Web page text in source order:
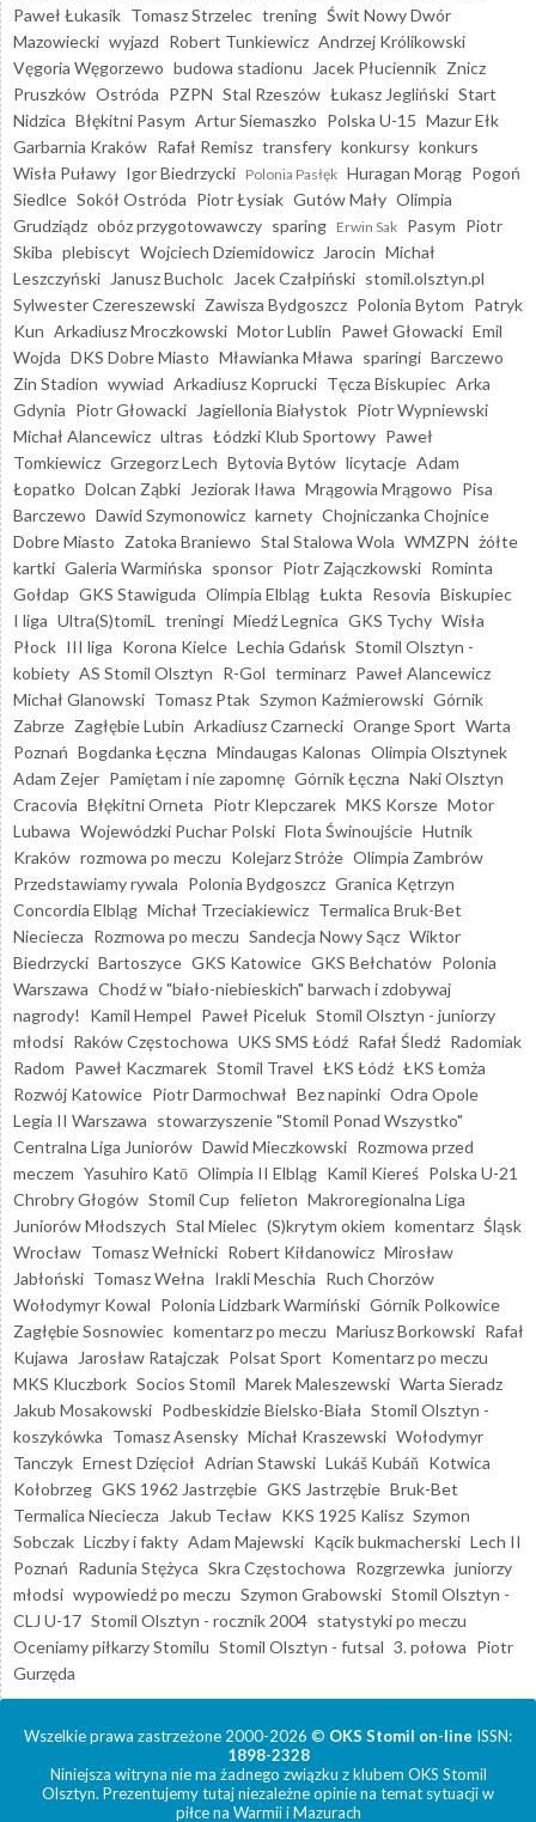
Paweł Łukasik Tomasz Strzelec trening Świt Nowy Dwór
Mazowiecki wyjazd Robert Tunkiewicz Andrzej Królikowski
Vęgoria Węgorzewo budowa stadionu Jacek Płuciennik Znicz
Pruszków Ostróda PZPN Stal Rzeszów Łukasz Jegliński Start
Nidzica Błękitni Pasym Artur Siemaszko Polska U-15 Mazur Ełk
Garbarnia Kraków Rafał Remisz transfery konkursy konkurs
Wisła Puławy Igor Biedrzycki Polonia Pasłęk Huragan Morąg Pogoń
Siedlce Sokół Ostróda Piotr Łysiak Gutów Mały Olimpia
Grudziądz obóz przygotowawczy sparing Erwin Sak Pasym Piotr
Skiba plebiscyt Wojciech Dziemidowicz Jarocin Michał
Leszczyński
Janusz Bucholc Jacek Czałpiński stomil.olsztyn.pl
Sylwester Czereszewski Zawisza Bydgoszcz Polonia Bytom Patryk
Kun Arkadiusz Mroczkowski Motor Lublin Paweł Głowacki Emil
Wojda DKS Dobre Miasto Mławianka Mława sparingi Barczewo
Zin Stadion wywiad Arkadiusz Koprucki Tęcza Biskupiec Arka
Gdynia Piotr Głowacki Jagiellonia Białystok Piotr Wypniewski
Michał Alancewicz ultras Łódzki Klub Sportowy Paweł
Tomkiewicz Grzegorz Lech Bytovia Bytów licytacje Adam
Łopatko Dolcan Ząbki Jeziorak Iława Mrągowia Mrągowo Pisa
Barczewo Dawid Szymonowicz karnety Chojniczanka Chojnice
Dobre Miasto Zatoka Braniewo Stal Stalowa Wola WMZPN żółte
kartki Galeria Warmińska sponsor Piotr Zajączkowski Rominta
Gołdap GKS Stawiguda Olimpia Elbląg Łukta Resovia Biskupiec
I liga Ultra(S)tomiL treningi Miedź Legnica GKS Tychy Wisła
Płock III liga Korona Kielce Lechia Gdańsk Stomil Olsztyn -
kobiety AS Stomil Olsztyn R-Gol terminarz Paweł Alancewicz
Michał Glanowski Tomasz Ptak Szymon Kaźmierowski Górnik
Zabrze Zagłębie Lubin Arkadiusz Czarnecki Orange Sport Warta
Poznań Bogdanka Łęczna Mindaugas Kalonas Olimpia Olsztynek
Adam Zejer Pamiętam i nie zapomnę Górnik Łęczna Naki Olsztyn
Cracovia Błękitni Orneta Piotr Klepczarek MKS Korsze Motor
Lubawa Wojewódzki Puchar Polski Flota Świnoujście Hutnik
Kraków rozmowa po meczu Kolejarz Stróże Olimpia Zambrów
Przedstawiamy rywala Polonia Bydgoszcz Granica Kętrzyn
Concordia Elbląg Michał Trzeciakiewicz Termalica Bruk-Bet
Nieciecza Rozmowa po meczu Sandecja Nowy Sącz Wiktor
Biedrzycki Bartoszyce GKS Katowice GKS Bełchatów Polonia
Warszawa Chodź w "biało-niebieskich" barwach i zdobywaj
nagrody!
Kamil Hempel Paweł Piceluk Stomil Olsztyn - juniorzy
młodsi Raków Częstochowa UKS SMS Łódź Rafał Śledź Radomiak
Radom Paweł Kaczmarek Stomil Travel ŁKS Łódź ŁKS Łomża
Rozwój Katowice Piotr Darmochwał Bez napinki Odra Opole
Legia II Warszawa stowarzyszenie "Stomil Ponad Wszystko"
Centralna Liga Juniorów Dawid Mieczkowski Rozmowa przed
meczem Yasuhiro Katō Olimpia II Elbląg Kamil Kiereś Polska U-21
Chrobry Głogów Stomil Cup felieton Makroregionalna Liga
Juniorów Młodszych Stal Mielec (S)krytym okiem komentarz Śląsk
Wrocław Tomasz Wełnicki Robert Kiłdanowicz Mirosław
Jabłoński Tomasz Wełna Irakli Meschia Ruch Chorzów
Wołodymyr Kowal Polonia Lidzbark Warmiński Górnik Polkowice
Zagłębie Sosnowiec komentarz po meczu Mariusz Borkowski Rafał
Kujawa
Jarosław Ratajczak Polsat Sport Komentarz po meczu
MKS Kluczbork Socios Stomil Marek Maleszewski Warta Sieradz
Jakub Mosakowski Podbeskidzie Bielsko-Biała Stomil Olsztyn -
koszykówka Tomasz Asensky Michał Kraszewski Wołodymyr
Tanczyk Ernest Dzięcioł Adrian Stawski Lukáš Kubáň Kotwica
Kołobrzeg GKS 1962 Jastrzębie GKS Jastrzębie Bruk-Bet
Termalica Nieciecza
Jakub Tecław KKS 1925 Kalisz Szymon
Sobczak Liczby i fakty Adam Majewski Kącik bukmacherski Lech II
Poznań Radunia Stężyca Skra Częstochowa Rozgrzewka juniorzy
młodsi wypowiedź po meczu Szymon Grabowski Stomil Olsztyn -
CLJ U-17 Stomil Olsztyn - rocznik 2004 statystyki po meczu
Oceniamy piłkarzy Stomilu Stomil Olsztyn - futsal 3. połowa Piotr
Gurzęda
Wszelkie prawa zastrzeżone 2000-2026 © OKS Stomil on-line ISSN:
1898-2328
Niniejsza witryna nie ma żadnego związku z klubem OKS Stomil
Olsztyn. Prezentujemy tutaj niezależne opinie na temat sytuacji w
piłce na Warmii i Mazurach